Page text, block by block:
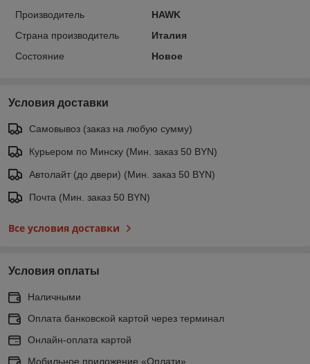
Производитель
HAWK
Страна производитель
Италия
Состояние
Новое
Условия доставки
Самовывоз (заказ на любую сумму)
Курьером по Минску (Мин. заказ 50 BYN)
Автолайт (до двери) (Мин. заказ 50 BYN)
Почта (Мин. заказ 50 BYN)
Все условия доставки
Условия оплаты
Наличными
Оплата банковской картой через терминал
Онлайн-оплата картой
Мобильное приложение «Оплати»